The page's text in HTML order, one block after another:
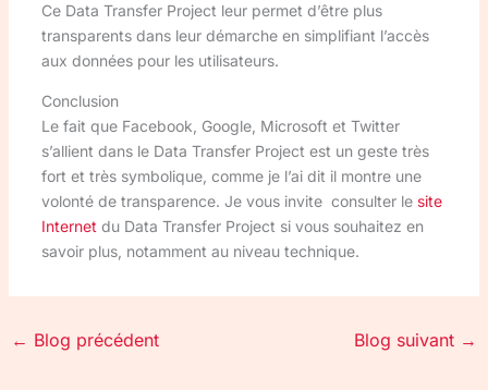
Ce Data Transfer Project leur permet d’être plus
transparents dans leur démarche en simplifiant l’accès
aux données pour les utilisateurs.
Conclusion
Le fait que Facebook, Google, Microsoft et Twitter
s’allient dans le Data Transfer Project est un geste très
fort et très symbolique, comme je l’ai dit il montre une
volonté de transparence. Je vous invite consulter le site
Internet du Data Transfer Project si vous souhaitez en
savoir plus, notamment au niveau technique.
← Blog précédent Blog suivant →